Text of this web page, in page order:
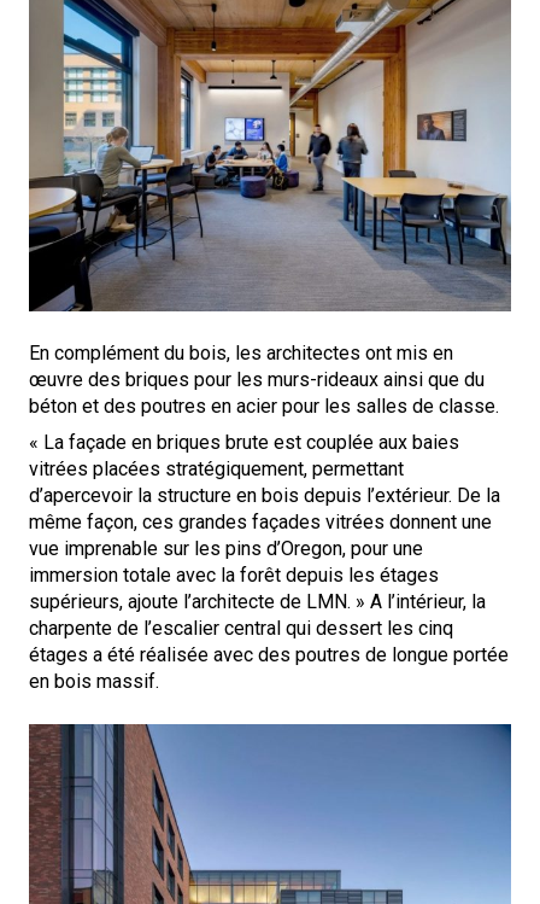
En complément du bois, les architectes ont mis en
œuvre des briques pour les murs-rideaux ainsi que du
béton et des poutres en acier pour les salles de classe.
« La façade en briques brute est couplée aux baies
vitrées placées stratégiquement, permettant
d’apercevoir la structure en bois depuis l’extérieur. De la
même façon, ces grandes façades vitrées donnent une
vue imprenable sur les pins d’Oregon, pour une
immersion totale avec la forêt depuis les étages
supérieurs, ajoute l’architecte de LMN. » A l’intérieur, la
charpente de l’escalier central qui dessert les cinq
étages a été réalisée avec des poutres de longue portée
en bois massif.